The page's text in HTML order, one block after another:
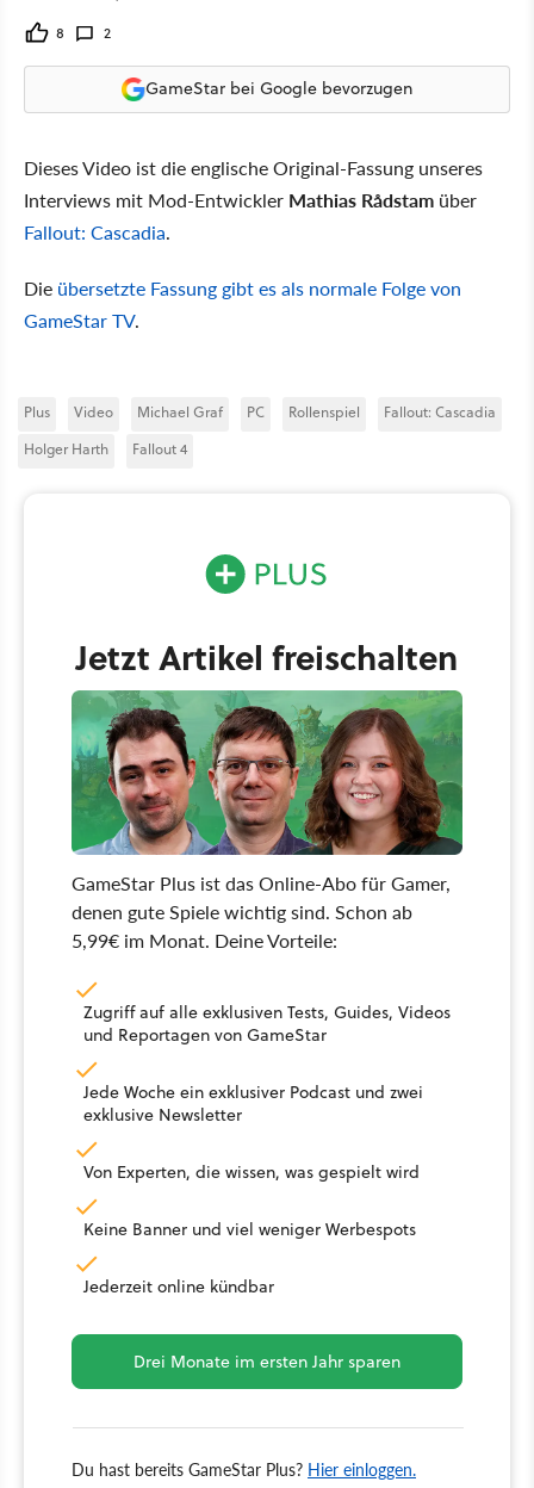
8 2
GameStar bei Google bevorzugen
Dieses Video ist die englische Original-Fassung unseres
Interviews mit Mod-Entwickler Mathias Rådstam über
Fallout: Cascadia.
Die übersetzte Fassung gibt es als normale Folge von
GameStar TV.
Plus Video Michael Graf PC Rollenspiel
Fallout: Cascadia
Holger Harth
Fallout 4
Jetzt Artikel freischalten
GameStar Plus ist das Online-Abo für Gamer,
denen gute Spiele wichtig sind. Schon ab
5,99€ im Monat. Deine Vorteile:
Zugriff auf alle exklusiven Tests, Guides, Videos
und Reportagen von GameStar
Jede Woche ein exklusiver Podcast und zwei
exklusive Newsletter
Von Experten, die wissen, was gespielt wird
Keine Banner und viel weniger Werbespots
Jederzeit online kündbar
Drei Monate im ersten Jahr sparen
Du hast bereits GameStar Plus? Hier einloggen.